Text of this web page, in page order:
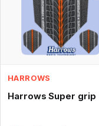
HARROWS
Harrows Super grip